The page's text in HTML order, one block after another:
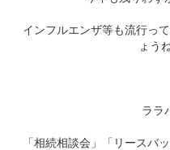
インフルエンザ等も流行っ
ょう
ララ
「相続相談会」「リースバ